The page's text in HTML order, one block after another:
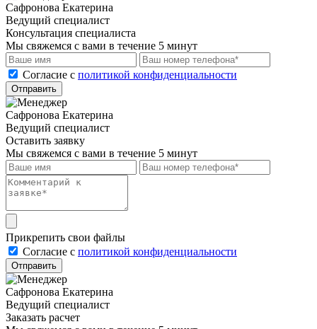
Сафронова Екатерина
Ведущий специалист
Консультация специалиста
Мы свяжемся с вами в течение 5 минут
Cогласие с политикой конфиденциальности
Отправить
Сафронова Екатерина
Ведущий специалист
Оставить заявку
Мы свяжемся с вами в течение 5 минут
Прикрепить свои файлы
Cогласие с политикой конфиденциальности
Отправить
Сафронова Екатерина
Ведущий специалист
Заказать расчет